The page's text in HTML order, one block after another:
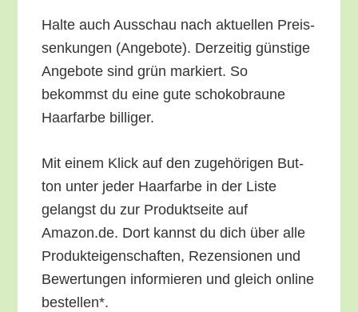
Hal­te auch Aus­schau nach aktu­el­len Preis­
sen­kun­gen (Ange­bo­te). Der­zei­tig güns­ti­ge
Ange­bo­te sind grün mar­kiert. So
bekommst du eine gute scho­ko­brau­ne
Haar­far­be billiger.
Mit einem Klick auf den zuge­hö­ri­gen But­
ton unter jeder Haar­far­be in der Lis­te
gelangst du zur Pro­dukt­sei­te auf
Amazon.de. Dort kannst du dich über alle
Pro­duk­tei­gen­schaf­ten, Rezen­sio­nen und
Bewer­tun­gen infor­mie­ren und gleich online
bestellen*.